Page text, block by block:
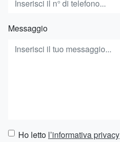
Messaggio
Ho letto l’informativa privacy